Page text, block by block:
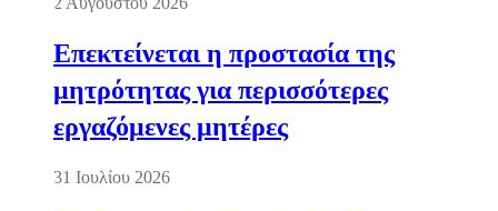
Επεκτείνεται η προστασία της
μητρότητας για περισσότερες
εργαζόμενες μητέρες
31 Ιουλίου 2026